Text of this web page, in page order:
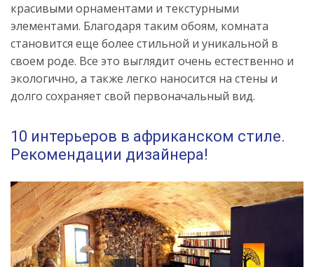
красивыми орнаментами и текстурными
элементами. Благодаря таким обоям, комната
становится еще более стильной и уникальной в
своем роде. Все это выглядит очень естественно и
экологично, а также легко наносится на стены и
долго сохраняет свой первоначальный вид.
10 интерьеров в африканском стиле.
Рекомендации дизайнера!